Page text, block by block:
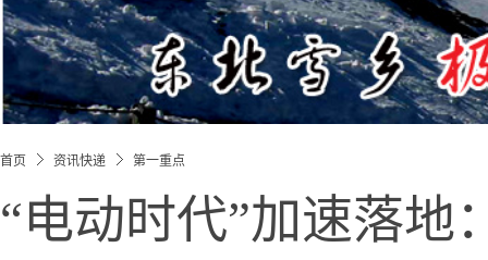
首页 资讯快递 第一重点
“电动时代”加速落地